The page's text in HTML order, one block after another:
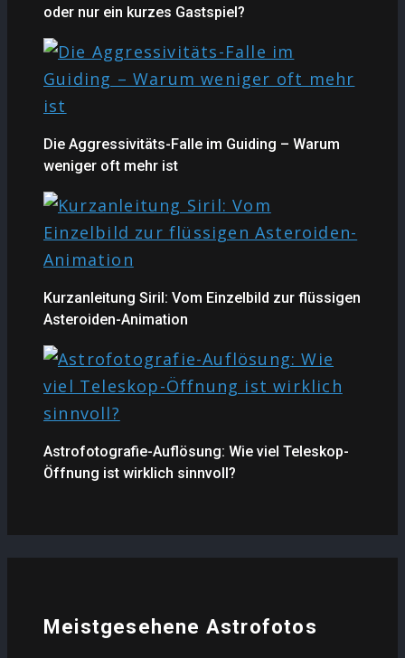
oder nur ein kurzes Gastspiel?
Die Aggressivitäts-Falle im Guiding – Warum
weniger oft mehr ist
Kurzanleitung Siril: Vom Einzelbild zur flüssigen
Asteroiden-Animation
Astrofotografie-Auflösung: Wie viel Teleskop-
Öffnung ist wirklich sinnvoll?
Meistgesehene Astrofotos